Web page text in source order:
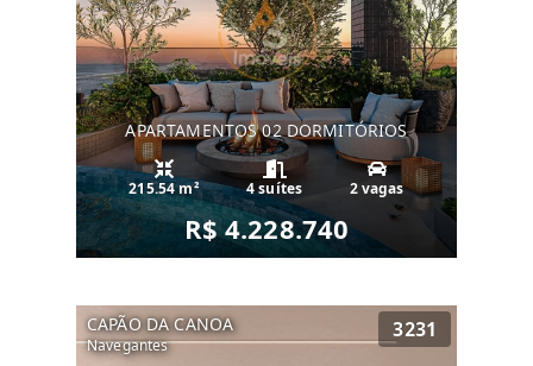
APARTAMENTOS 02 DORMITÓRIOS
215.54 m² 4 suítes 2 vagas
R$ 4.228.740
CAPÃO DA CANOA
Navegantes
3231